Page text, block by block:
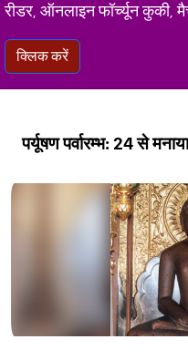
रीडर, ऑनलाइन फॉर्च्यून कुकी,
क्लिक करें
पर्यूषण पर्वारम्भ: 24 से